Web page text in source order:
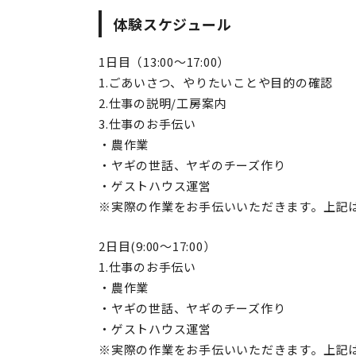
体験スケジュール
1日目（13:00～17:00）
1.ごあいさつ、やりたいことや目的の確認
2.仕事の説明/工房案内
3.仕事のお手伝い
・農作業
・ヤギの世話、ヤギのチーズ作り
・ゲストハウス運営
※実際の作業をお手伝いいただきます。上記
2日目(9:00～17:00）
1.仕事のお手伝い
・農作業
・ヤギの世話、ヤギのチーズ作り
・ゲストハウス運営
※実際の作業をお手伝いいただきます。上記